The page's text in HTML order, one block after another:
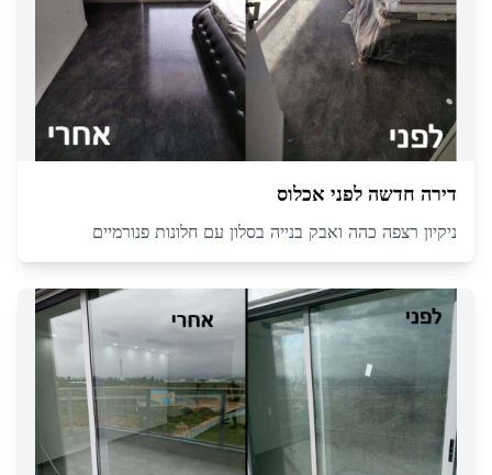
דירה חדשה לפני אכלוס
ניקיון רצפה כהה ואבק בנייה בסלון עם חלונות פנורמיים